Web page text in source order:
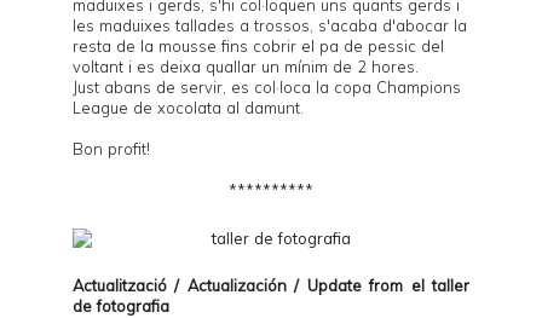
maduixes i gerds, s'hi col·loquen uns quants gerds i
les maduixes tallades a trossos, s'acaba d'abocar la
resta de la mousse fins cobrir el pa de pessic del
voltant i es deixa quallar un mínim de 2 hores.
Just abans de servir, es col·loca la copa Champions
League de xocolata al damunt.
Bon profit!
**********
Actualització / Actualización / Update from eltaller
de fotografia